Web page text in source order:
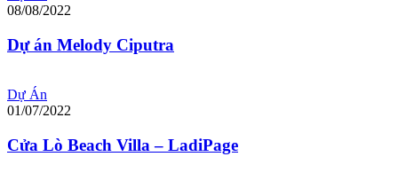
08/08/2022
Dự án Melody Ciputra
Dự Án
01/07/2022
Cửa Lò Beach Villa – LadiPage